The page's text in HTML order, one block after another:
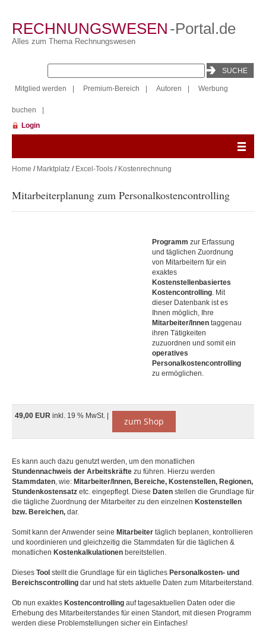
RECHNUNGSWESEN -Portal.de
Alles zum Thema Rechnungswesen
Mitglied werden Premium-Bereich Autoren Werbung
buchen
Login
Home / Marktplatz / Excel-Tools / Kostenrechnung
Mitarbeiterplanung zum Personalkostencontrolling
Programm zur Erfassung
und täglichen Zuordnung
von Mitarbeitern für ein
exaktes
Kostenstellenbasiertes
Kostencontrolling. Mit
dieser Datenbank ist es
Ihnen möglich, Ihre
Mitarbeiter/Innen taggenau
ihren Tätigkeiten
zuzuordnen und somit ein
operatives
Personalkostencontrolling
zu ermöglichen.
49,00 EUR inkl. 19 % MwSt. | zum Shop
Es kann auch dazu genutzt werden, um den monatlichen
Stundennachweis der Arbeitskräfte zu führen. Hierzu werden
Stammdaten, wie: Mitarbeiter/Innen, Bereiche, Kostenstellen, Regionen,
Stundenkostensatz etc. eingepflegt. Diese Daten stellen die Grundlage für
die tägliche Zuordnung der Mitarbeiter zu den einzelnen Kostenstellen
bzw. Bereichen, dar.
Somit kann der Anwender seine Mitarbeiter täglich beplanen, kontrollieren
und koordinieren und gleichzeitig die Stammdaten für die täglichen &
monatlichen Kostenkalkulationen bereitstellen.
Dieses Tool stellt die Grundlage für ein tägliches Personalkosten- und
Bereichscontrolling dar und hat stets aktuelle Daten zum Mitarbeiterstand.
Ob nun exaktes Kostencontrolling auf tagesaktuellen Daten oder die
Erhebung des Mitarbeiterstandes für einen Standort, mit diesen Programm
werden diese Problemstellungen sicher ein Einfaches!